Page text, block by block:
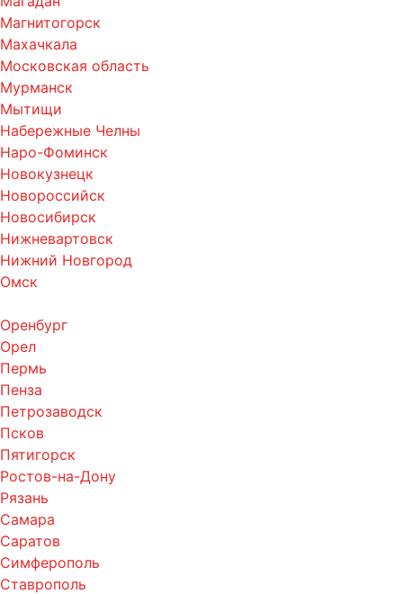
Магнитогорск
Махачкала
Московская область
Мурманск
Мытищи
Набережные Челны
Наро-Фоминск
Новокузнецк
Новороссийск
Новосибирск
Нижневартовск
Нижний Новгород
Омск
Оренбург
Орел
Пермь
Пенза
Петрозаводск
Псков
Пятигорск
Ростов-на-Дону
Рязань
Самара
Саратов
Симферополь
Ставрополь